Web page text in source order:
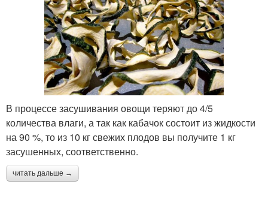
В процессе засушивания овощи теряют до 4/5
количества влаги, а так как кабачок состоит из жидкости
на 90 %, то из 10 кг свежих плодов вы получите 1 кг
засушенных, соответственно.
читать дальше →